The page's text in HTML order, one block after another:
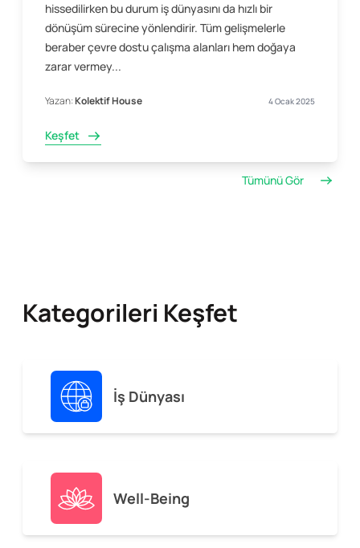
hissedilirken bu durum iş dünyasını da hızlı bir
dönüşüm sürecine yönlendirir. Tüm gelişmelerle
beraber çevre dostu çalışma alanları hem doğaya
zarar vermey...
Yazan:Kolektif House 4 Ocak 2025
Keşfet
Tümünü Gör
Kategorileri Keşfet
İş Dünyası
Well-Being